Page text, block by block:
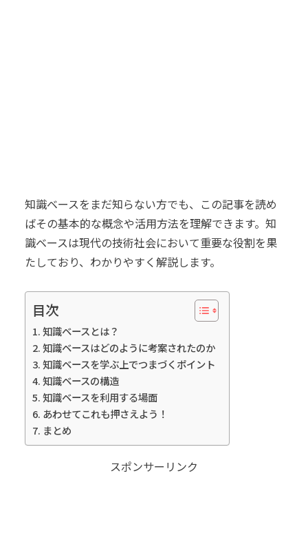
知識ベースをまだ知らない方でも、この記事を読め
ばその基本的な概念や活用方法を理解できます。知
識ベースは現代の技術社会において重要な役割を果
たしており、わかりやすく解説します。
目次
知識ベースとは？
知識ベースはどのように考案されたのか
知識ベースを学ぶ上でつまづくポイント
知識ベースの構造
知識ベースを利用する場面
あわせてこれも押さえよう！
まとめ
スポンサーリンク